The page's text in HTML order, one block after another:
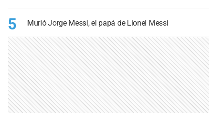
5 Murió Jorge Messi, el papá de Lionel Messi